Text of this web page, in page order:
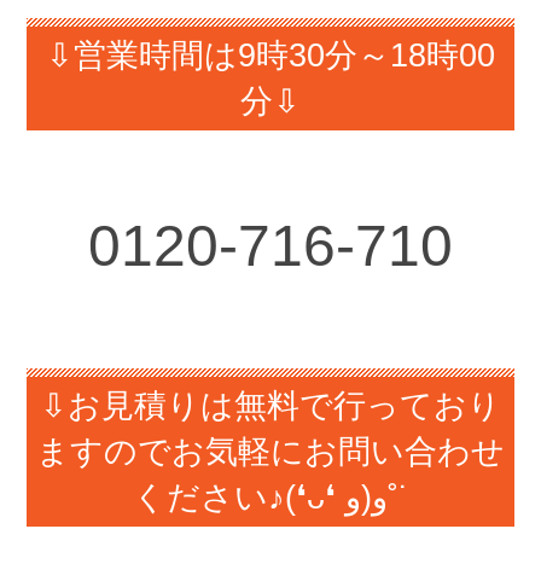
⇩営業時間は9時30分～18時00
分⇩
0120-716-710
⇩お見積りは無料で行っており
ますのでお気軽にお問い合わせ
ください♪(❛ᴗ❛ و(و˚˙